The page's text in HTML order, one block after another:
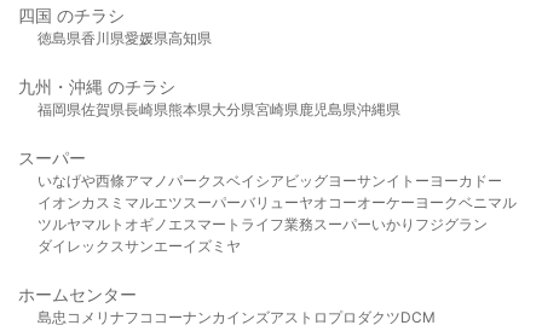
四国 のチラシ
徳島県香川県愛媛県高知県
九州・沖縄 のチラシ
福岡県佐賀県長崎県熊本県大分県宮崎県鹿児島県沖縄県
スーパー
いなげや西條アマノパークスベイシア ビッグヨーサンイトーヨーカドー
イオンカスミ マルエツスーパーバリューヤオコーオーケー ヨークベニマル
ツルヤマルト オギノ エスマート ライフ業務スーパーいかり フジグラン
ダイレックスサンエーイズミヤ
ホームセンター
島忠 コメリ ナフコ コーナンカインズアストロプロダクツDCM